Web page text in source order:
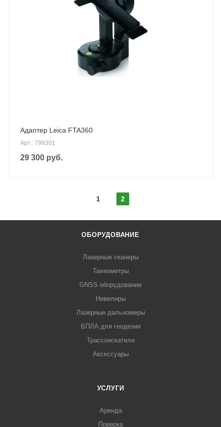
Адаптер Leica FTA360
Арт.: 799301
29 300 руб.
1 2
ОБОРУДОВАНИЕ
Лазерные сканеры
Тахеометры
GNSS оборудование
Нивелиры
Лазерные дальномеры
БПЛА для геодезии
Трассоискатели
Аксессуары
УСЛУГИ
Аренда
Поверка